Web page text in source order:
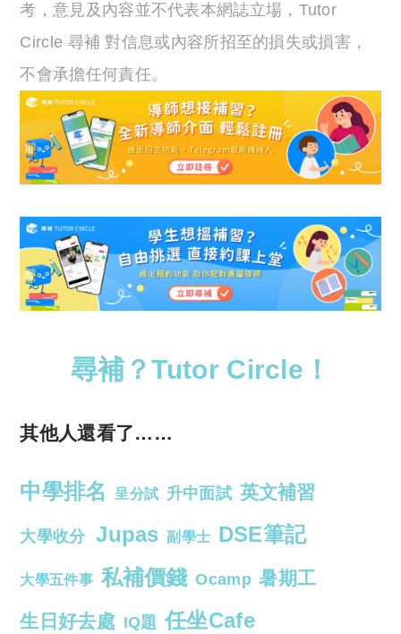
考，意見及內容並不代表本網誌立場，Tutor
Circle 尋補 對信息或內容所招至的損失或損害，
不會承擔任何責任。
尋補？Tutor Circle！
其他人還看了……
中學排名 呈分試 升中面試 英文補習
大學收分 Jupas 副學士 DSE筆記
大學五件事 私補價錢 Ocamp 暑期工
生日好去處 IQ題 任坐Cafe